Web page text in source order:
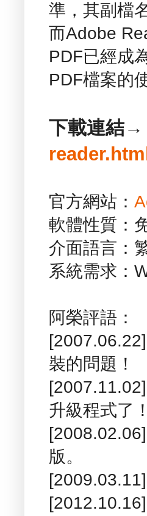
準，其副檔
而Adobe
PDF已經成
PDF檔案的
下載連結→
reader.html
官方網站：
軟體性質：
介面語言：
系統需求：
阿榮評語：
裝的問題！
升級程式了！
版。